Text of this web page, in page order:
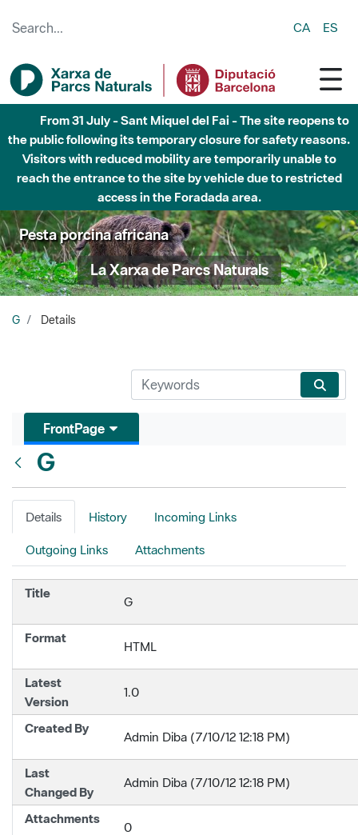
CA ES
From 31 July - Sant Miquel del Fai - The site reopens to
the public following its temporary closure for safety reasons.
Visitors with reduced mobility are temporarily unable to
reach the entrance to the site by vehicle due to restricted
access in the Foradada area.
Pesta porcina africana
La Xarxa de Parcs Naturals
G Details
FrontPage
G
Details History Incoming Links
Outgoing Links Attachments
Title
G
Format
HTML
Latest
Version
1.0
Created By
Admin Diba (7/10/12 12:18 PM)
Last
Changed By
Admin Diba (7/10/12 12:18 PM)
Attachments
0